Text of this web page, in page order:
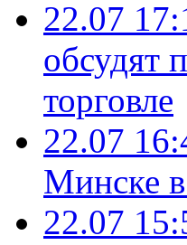
22.07
обсудят
торговле
22.07
Минске
22.07